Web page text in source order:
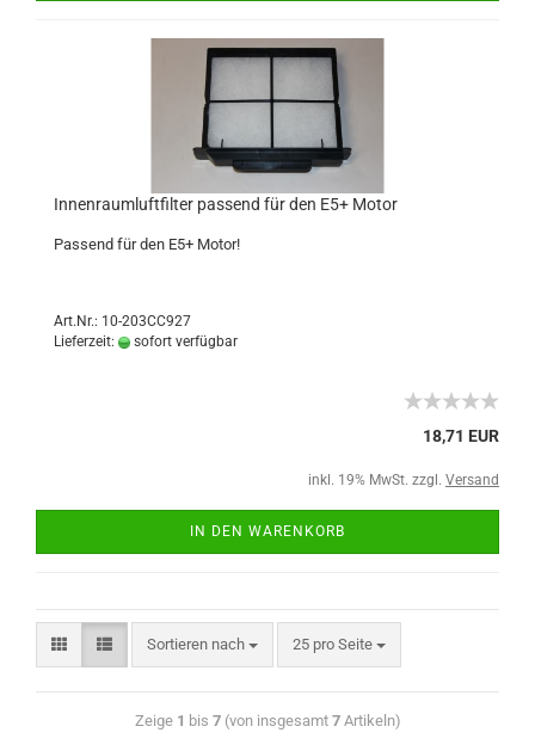
Innenraumluftfilter passend für den E5+ Motor
Passend für den E5+ Motor!
Art.Nr.: 10-203CC927
Lieferzeit:
sofort verfügbar
18,71 EUR
inkl. 19% MwSt. zzgl. Versand
IN DEN WARENKORB
Sortieren nach 25 pro Seite
Zeige 1 bis 7(von insgesamt 7Artikeln)